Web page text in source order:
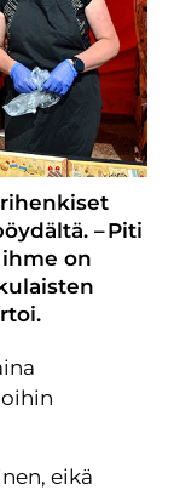
– Piti
on
eikä